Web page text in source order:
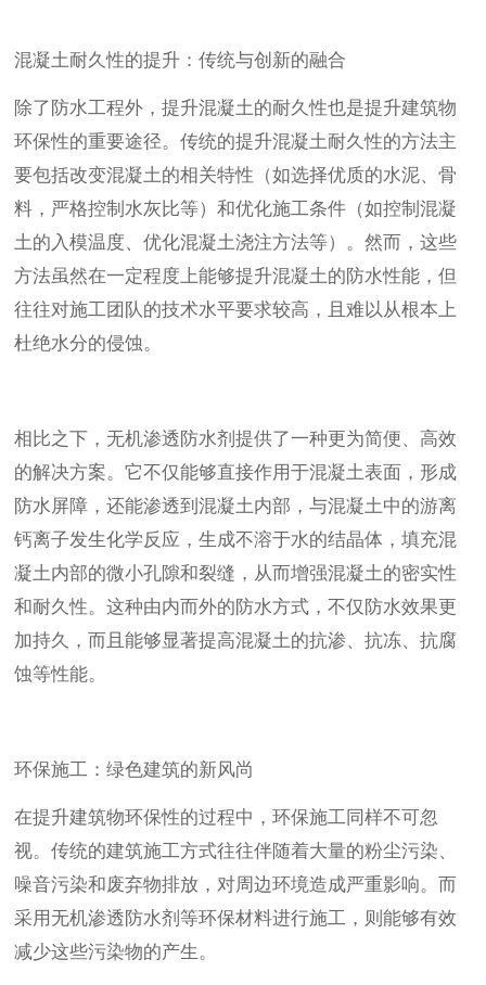
混凝土耐久性的提升：传统与创新的融合
除了防水工程外，提升混凝土的耐久性也是提升建筑物
环保性的重要途径。传统的提升混凝土耐久性的方法主
要包括改变混凝土的相关特性（如选择优质的水泥、骨
料，严格控制水灰比等）和优化施工条件（如控制混凝
土的入模温度、优化混凝土浇注方法等）。然而，这些
方法虽然在一定程度上能够提升混凝土的防水性能，但
往往对施工团队的技术水平要求较高，且难以从根本上
杜绝水分的侵蚀。
相比之下，无机渗透防水剂提供了一种更为简便、高效
的解决方案。它不仅能够直接作用于混凝土表面，形成
防水屏障，还能渗透到混凝土内部，与混凝土中的游离
钙离子发生化学反应，生成不溶于水的结晶体，填充混
凝土内部的微小孔隙和裂缝，从而增强混凝土的密实性
和耐久性。这种由内而外的防水方式，不仅防水效果更
加持久，而且能够显著提高混凝土的抗渗、抗冻、抗腐
蚀等性能。
环保施工：绿色建筑的新风尚
在提升建筑物环保性的过程中，环保施工同样不可忽
视。传统的建筑施工方式往往伴随着大量的粉尘污染、
噪音污染和废弃物排放，对周边环境造成严重影响。而
采用无机渗透防水剂等环保材料进行施工，则能够有效
减少这些污染物的产生。